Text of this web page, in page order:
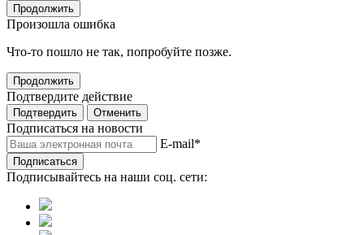
Продолжить
Произошла ошибка
Что-то пошло не так, попробуйте позже.
Продолжить
Подтвердите действие
Подтвердить Отменить
Подписаться на новости
E-mail*
Подписаться
Подписывайтесь на наши соц. сети: